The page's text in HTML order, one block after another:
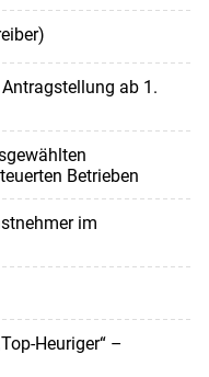
ab 1.
Betrieben
im
Heuriger“ –